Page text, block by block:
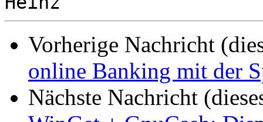
Vorherige Nachricht
online Banking mit der
Nächste Nachricht